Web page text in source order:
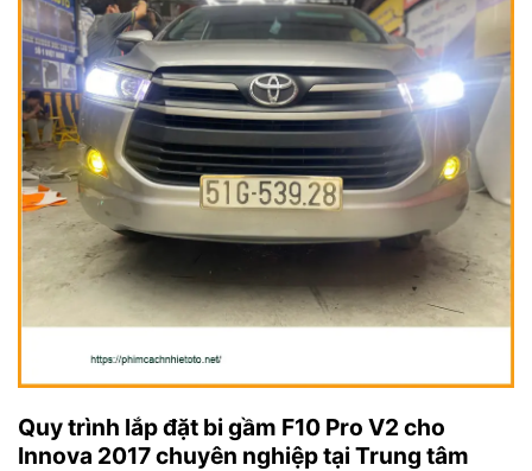
Quy trình lắp đặt bi gầm F10 Pro V2 cho
Innova 2017 chuyên nghiệp tại Trung tâm